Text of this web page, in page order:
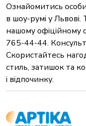
Ознайомитись
в шоу-румі у
нашому офіційному
765-44-44.
Скористайтесь
стиль, затишок та
і відпочинку.